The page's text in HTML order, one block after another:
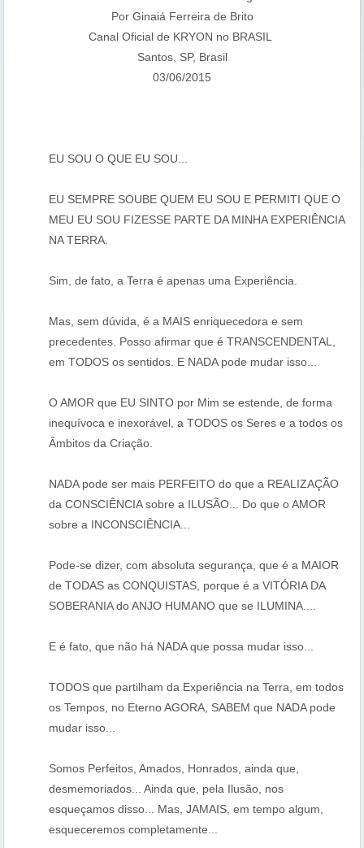
Por Ginaiá Ferreira de Brito
Canal Oficial de KRYON no BRASIL
Santos, SP, Brasil
03/06/2015
EU SOU O QUE EU SOU...
EU SEMPRE SOUBE QUEM EU SOU E PERMITI QUE O
MEU EU SOU FIZESSE PARTE DA MINHA EXPERIÊNCIA
NA TERRA.
Sim, de fato, a Terra é apenas uma Experiência.
Mas, sem dúvida, é a MAIS enriquecedora e sem
precedentes. Posso afirmar que é TRANSCENDENTAL,
em TODOS os sentidos. E NADA pode mudar isso...
O AMOR que EU SINTO por Mim se estende, de forma
inequívoca e inexorável, a TODOS os Seres e a todos os
Âmbitos da Criação.
NADA pode ser mais PERFEITO do que a REALIZAÇÃO
da CONSCIÊNCIA sobre a ILUSÃO... Do que o AMOR
sobre a INCONSCIÊNCIA...
Pode-se dizer, com absoluta segurança, que é a MAIOR
de TODAS as CONQUISTAS, porque é a VITÓRIA DA
SOBERANIA do ANJO HUMANO que se ILUMINA....
E é fato, que não há NADA que possa mudar isso...
TODOS que partilham da Experiência na Terra, em todos
os Tempos, no Eterno AGORA, SABEM que NADA pode
mudar isso...
Somos Perfeitos, Amados, Honrados, ainda que,
desmemoriados... Ainda que, pela Ilusão, nos
esqueçamos disso... Mas, JAMAIS, em tempo algum,
esqueceremos completamente...